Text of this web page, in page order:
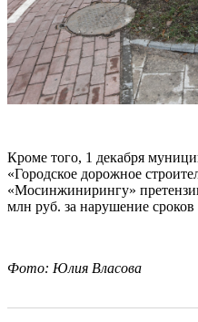
Кроме того, 1 декабря
«Городское дорожное
«Мосинжинирингу»
млн руб. за нарушение сроков
Фото: Юлия Власова